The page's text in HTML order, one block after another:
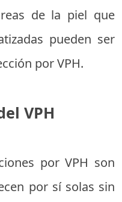
de la piel que
pueden ser
por VPH.
VPH
por VPH son
por sí solas sin